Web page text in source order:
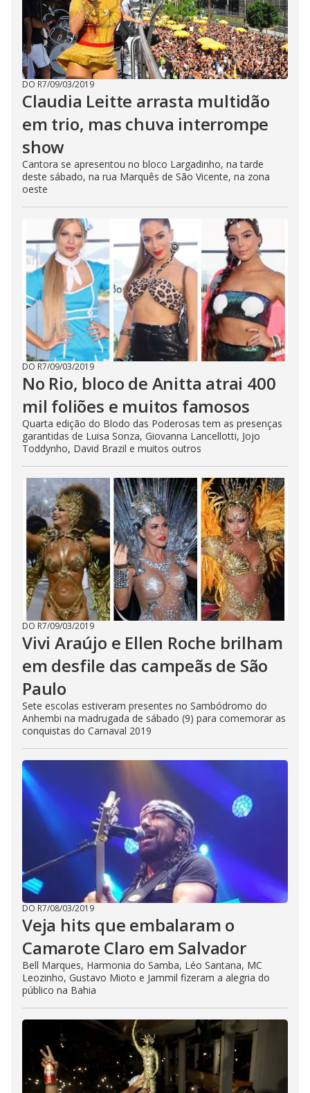
DO R7/09/03/2019
Claudia Leitte arrasta multidão
em trio, mas chuva interrompe
show
Cantora se apresentou no bloco Largadinho, na tarde
deste sábado, na rua Marquês de São Vicente, na zona
oeste
DO R7/09/03/2019
No Rio, bloco de Anitta atrai 400
mil foliões e muitos famosos
Quarta edição do Blodo das Poderosas tem as presenças
garantidas de Luisa Sonza, Giovanna Lancellotti, Jojo
Toddynho, David Brazil e muitos outros
DO R7/09/03/2019
Vivi Araújo e Ellen Roche brilham
em desfile das campeãs de São
Paulo
Sete escolas estiveram presentes no Sambódromo do
Anhembi na madrugada de sábado (9) para comemorar as
conquistas do Carnaval 2019
DO R7/08/03/2019
Veja hits que embalaram o
Camarote Claro em Salvador
Bell Marques, Harmonia do Samba, Léo Santana, MC
Leozinho, Gustavo Mioto e Jammil fizeram a alegria do
público na Bahia